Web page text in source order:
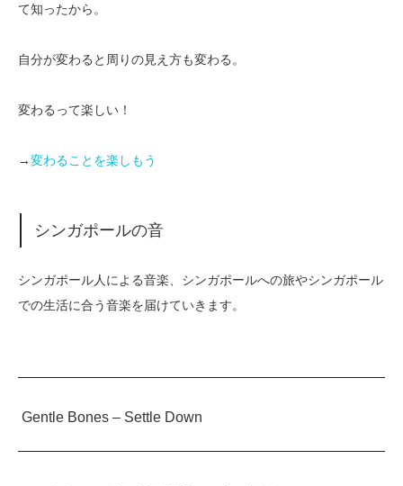
て知ったから。
自分が変わると周りの見え方も変わる。
変わるって楽しい！
→変わることを楽しもう
シンガポールの音
シンガポール人による音楽、シンガポールへの旅やシンガポール
での生活に合う音楽を届けていきます。
Gentle Bones – Settle Down